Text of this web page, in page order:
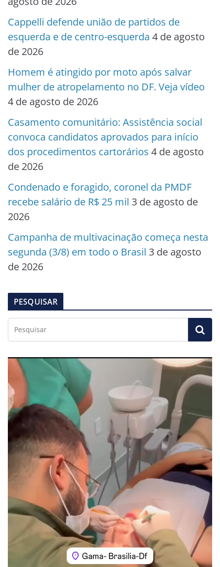
Cappelli defende união de partidos de
esquerda e de centro-esquerda 4 de agosto
de 2026
Homem é atingido por moto após salvar
mulher de atropelamento no DF. Veja vídeo
4 de agosto de 2026
Casamento comunitário: Assistência social
convoca candidatos aprovados para início
dos procedimentos cartorários 4 de agosto
de 2026
Condenado e foragido, coronel da PMDF
recebe salário de R$ 25 mil 3 de agosto de
2026
Campanha de multivacinação começa nesta
segunda (3/8) em todo o Brasil 3 de agosto
de 2026
PESQUISAR